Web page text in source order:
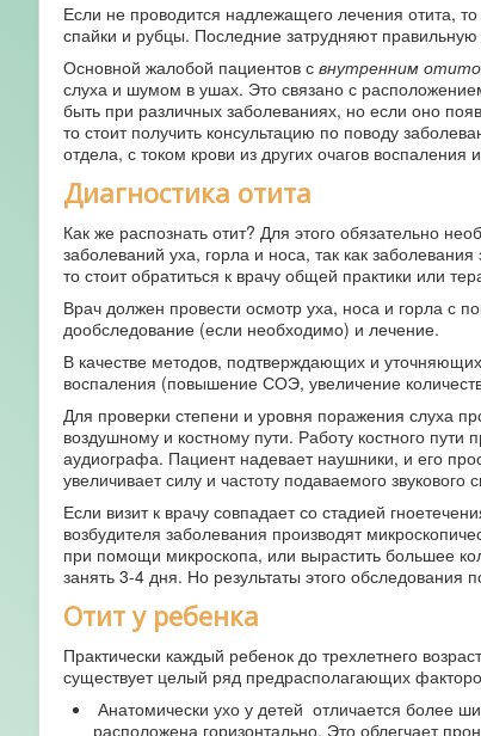
Если не проводится надлежащего лечения отита,
спайки и рубцы. Последние затрудняют
Основной жалобой пациентов с внутренним
слуха и шумом в ушах. Это связано с
быть при различных заболеваниях, но если оно
то стоит получить консультацию по поводу
отдела, с током крови из других очагов
Диагностика отита
Как же распознать отит? Для этого обязательно
заболеваний уха, горла и носа, так как
то стоит обратиться к врачу общей практики или
Врач должен провести осмотр уха, носа и горла с
дообследование (если необходимо) и лечение.
В качестве методов, подтверждающих и
воспаления (повышение СОЭ, увеличение
Для проверки степени и уровня поражения слуха
воздушному и костному пути. Работу костного
аудиографа. Пациент надевает наушники, и его
увеличивает силу и частоту подаваемого
Если визит к врачу совпадает со стадией
возбудителя заболевания производят
при помощи микроскопа, или вырастить большее
занять 3-4 дня. Но результаты этого
Отит у ребенка
Практически каждый ребенок до трехлетнего
существует целый ряд предрасполагающих
Анатомически ухо у детей отличается более
расположена горизонтально. Это облегчает